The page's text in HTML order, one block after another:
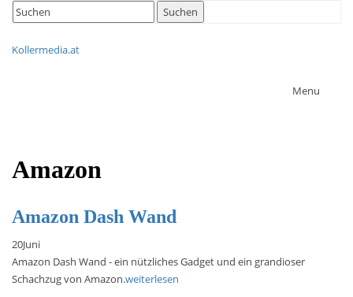
Search
for:
Suchen
Kollermedia.at
Menu
Amazon
Amazon Dash Wand
20Juni
Amazon Dash Wand - ein nützliches Gadget und ein grandioser
Schachzug von Amazon.weiterlesen